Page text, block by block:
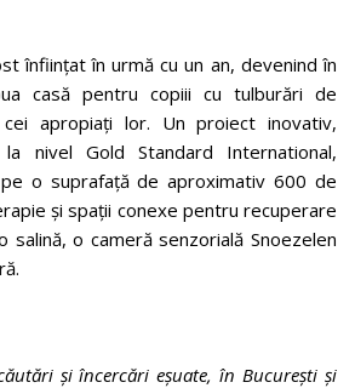
înființat în urmă cu un an, devenind în
casă pentru copiii cu tulburări de
apropiați lor. Un proiect inovativ,
nivel Gold Standard International,
o suprafață de aproximativ 600 de
și spații conexe pentru recuperare
salină, o cameră senzorială Snoezelen
și încercări eșuate, în București și